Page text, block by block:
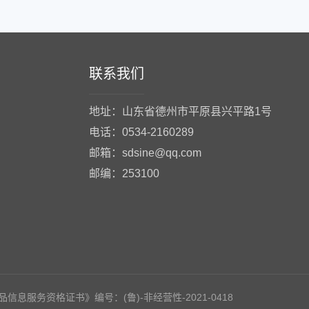
联系我们
地址：山东省德州市平原县兴平路1号
电话：0534-2160289
邮箱：sdsine@qq.com
邮编：253100
息服务资格证书》编号：(鲁)-非经营性-2021-0418